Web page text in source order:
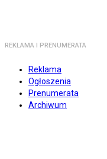
REKLAMA I PRENUMERATA
Reklama
Ogłoszenia
Prenumerata
Archiwum